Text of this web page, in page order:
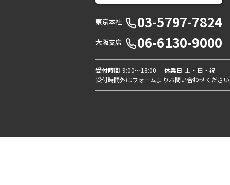
東京本社 03-5797-7824
大阪支店 06-6130-9000
受付時間 9:00〜18:00 休業日 土・日・祝
受付時間外はフォームよりお問い合わせください